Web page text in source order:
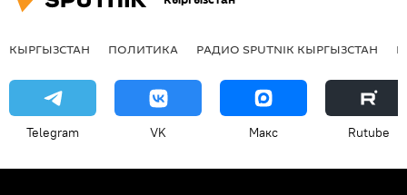
КЫРГЫЗСТАН ПОЛИТИКА РАДИО SPUTNIK КЫРГЫЗСТАН
Telegram VK Макс Rutube